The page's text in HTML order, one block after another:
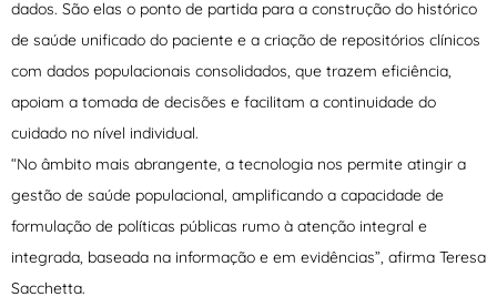
dados. São elas o ponto de partida para a construção do histórico
de saúde unificado do paciente e a criação de repositórios clínicos
com dados populacionais consolidados, que trazem eficiência,
apoiam a tomada de decisões e facilitam a continuidade do
cuidado no nível individual.
“No âmbito mais abrangente, a tecnologia nos permite atingir a
gestão de saúde populacional, amplificando a capacidade de
formulação de políticas públicas rumo à atenção integral e
integrada, baseada na informação e em evidências”, afirma Teresa
Sacchetta.